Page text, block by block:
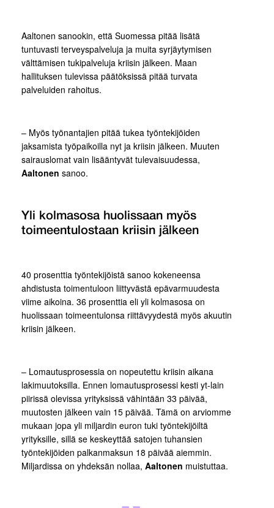
Aaltonen sanookin, että Suomessa pitää lisätä
tuntuvasti terveyspalveluja ja muita syrjäytymisen
välttämisen tukipalveluja kriisin jälkeen. Maan
hallituksen tulevissa päätöksissä pitää turvata
palveluiden rahoitus.
– Myös työnantajien pitää tukea työntekijöiden
jaksamista työpaikoilla nyt ja kriisin jälkeen. Muuten
sairauslomat vain lisääntyvät tulevaisuudessa,
Aaltonen sanoo.
Yli kolmasosa huolissaan myös
toimeentulostaan kriisin jälkeen
40 prosenttia työntekijöistä sanoo kokeneensa
ahdistusta toimentuloon liittyvästä epävarmuudesta
viime aikoina. 36 prosenttia eli yli kolmasosa on
huolissaan toimeentulonsa riittävyydestä myös akuutin
kriisin jälkeen.
– Lomautusprosessia on nopeutettu kriisin aikana
lakimuutoksilla. Ennen lomautusprosessi kesti yt-lain
piirissä olevissa yrityksissä vähintään 33 päivää,
muutosten jälkeen vain 15 päivää. Tämä on arviomme
mukaan jopa yli miljardin euron tuki työntekijöiltä
yrityksille, sillä se keskeyttää satojen tuhansien
työntekijöiden palkanmaksun 18 päivää aiemmin.
Miljardissa on yhdeksän nollaa, Aaltonen muistuttaa.